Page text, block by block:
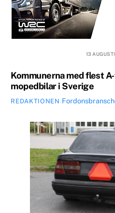
13
Kommunerna med flest
mopedbilar i Sverige
REDAKTIONEN